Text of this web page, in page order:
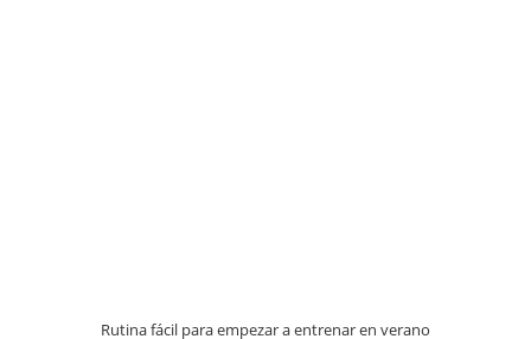
Rutina fácil para empezar a entrenar en verano